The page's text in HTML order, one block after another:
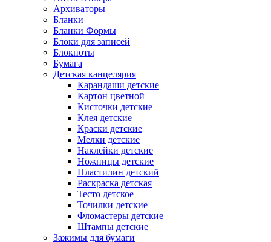
Архиваторы
Бланки
Бланки Формы
Блоки для записей
Блокноты
Бумага
Детская канцелярия
Карандаши детские
Картон цветной
Кисточки детские
Клея детские
Краски детские
Мелки детские
Наклейки детские
Ножницы детские
Пластилин детский
Раскраска детская
Тесто детское
Точилки детские
Фломастеры детские
Штампы детские
Зажимы для бумаги